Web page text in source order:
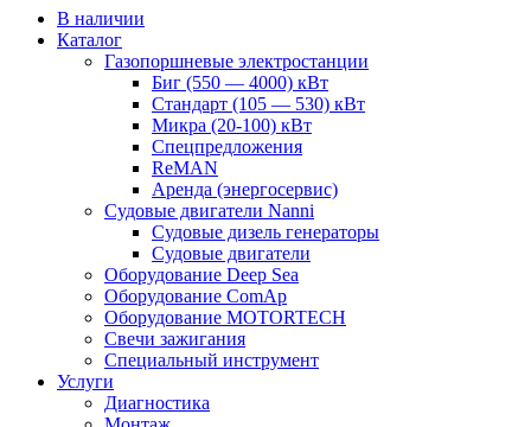
В наличии
Каталог
Газопоршневые электростанции
Биг (550 — 4000) кВт
Стандарт (105 — 530) кВт
Микра (20-100) кВт
Спецпредложения
ReMAN
Аренда (энергосервис)
Судовые двигатели Nanni
Судовые дизель генераторы
Судовые двигатели
Оборудование Deep Sea
Оборудование ComAp
Оборудование MOTORTECH
Свечи зажигания
Специальный инструмент
Услуги
Диагностика